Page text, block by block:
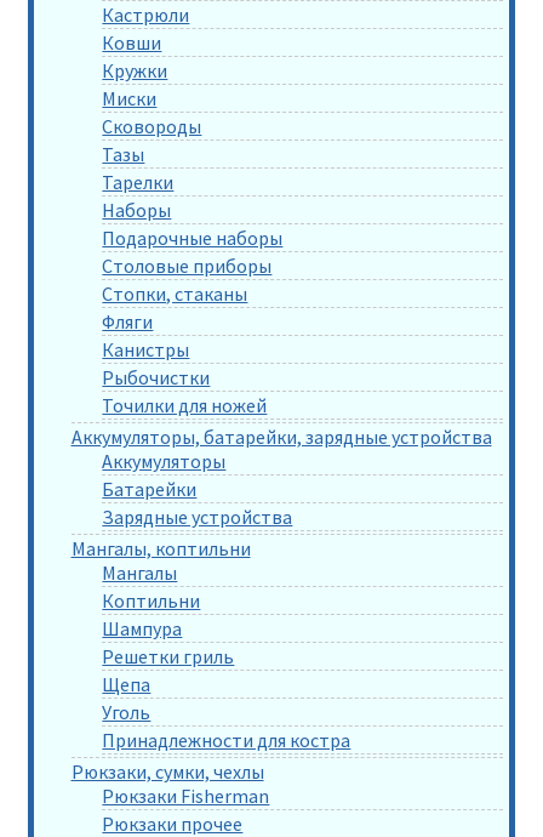
Кастрюли
Ковши
Кружки
Миски
Сковороды
Тазы
Тарелки
Наборы
Подарочные наборы
Столовые приборы
Стопки, стаканы
Фляги
Канистры
Рыбочистки
Точилки для ножей
Аккумуляторы, батарейки, зарядные устройства
Аккумуляторы
Батарейки
Зарядные устройства
Мангалы, коптильни
Мангалы
Коптильни
Шампура
Решетки гриль
Щепа
Уголь
Принадлежности для костра
Рюкзаки, сумки, чехлы
Рюкзаки Fisherman
Рюкзаки прочее